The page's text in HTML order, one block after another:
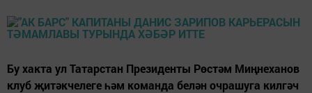
Бу хакта ул Татарстан Президенты Рөстәм Миңнеханов
клуб җитәкчелеге һәм команда белән очрашуга килгәч